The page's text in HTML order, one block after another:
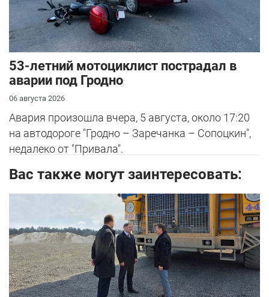
53-летний мотоциклист пострадал в
аварии под Гродно
06 августа 2026
Авария произошла вчера, 5 августа, около 17:20
на автодороге "Гродно – Заречанка – Сопоцкин",
недалеко от "Привала".
Вас также могут заинтересовать: